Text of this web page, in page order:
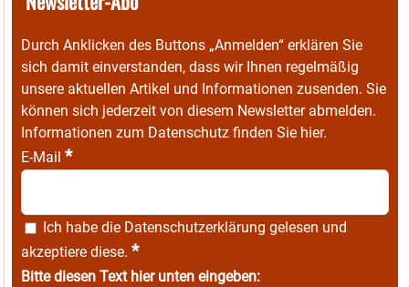
Durch Anklicken des Buttons „Anmelden“ erklären Sie
sich damit einverstanden, dass wir Ihnen regelmäßig
unsere aktuellen Artikel und Informationen zusenden. Sie
können sich jederzeit von diesem Newsletter abmelden.
Informationen zum Datenschutz finden Sie hier.
E-Mail *
Ich habe die Datenschutzerklärung gelesen und
akzeptiere diese. *
Bitte diesen Text hier unten eingeben: